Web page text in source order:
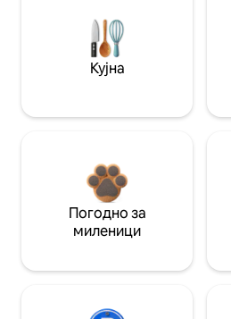
Кујна
Погодно за
миленици